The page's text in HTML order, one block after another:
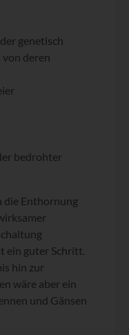
genetisch
deren
bedrohter
die Enthornung
ein guter Schritt.
hin zur
wäre aber ein
und Gänsen